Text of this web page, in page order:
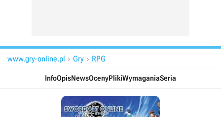
www.gry-online.pl  Gry  RPG
InfoOpisNewsOcenyPlikiWymaganiaSeria